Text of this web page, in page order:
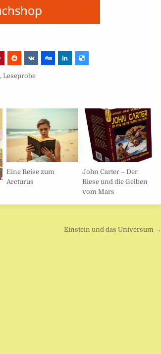
,Leseprobe
Eine Reise zum
Arcturus
John Carter – Der
Riese und die Gelben
vom Mars
Einstein und das Universum →